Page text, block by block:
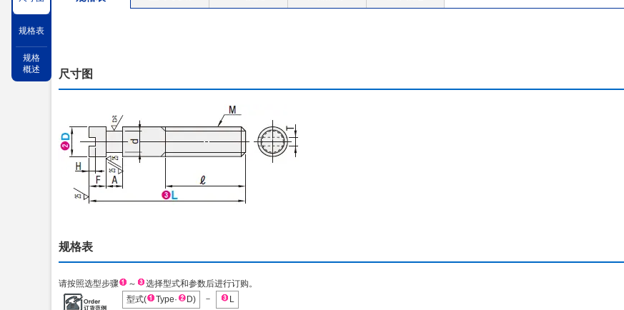
尺寸图
规格表
请按照选型步骤 ～
选择型式和参数后进行订购。
型式(
Type· D) －
L
规格表
规格
概述